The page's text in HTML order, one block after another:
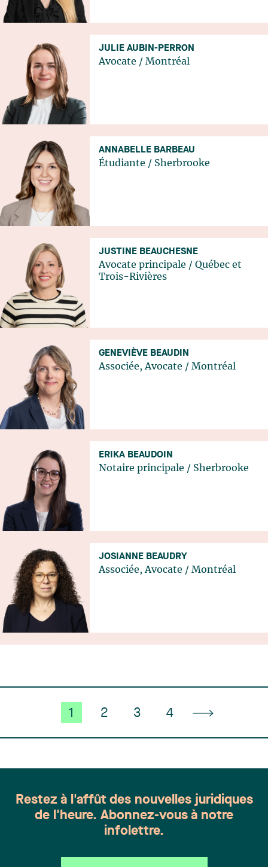
JULIE AUBIN-PERRON
Avocate / Montréal
ANNABELLE BARBEAU
Étudiante / Sherbrooke
JUSTINE BEAUCHESNE
Avocate principale / Québec et
Trois-Rivières
GENEVIÈVE BEAUDIN
Associée, Avocate / Montréal
ERIKA BEAUDOIN
Notaire principale / Sherbrooke
JOSIANNE BEAUDRY
Associée, Avocate / Montréal
1 2 3 4
Restez à l'affût des nouvelles juridiques
de l'heure. Abonnez-vous à notre
infolettre.